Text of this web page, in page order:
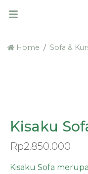
Home Sofa &
Kisaku
Rp2.850.000
Kisaku Sofa